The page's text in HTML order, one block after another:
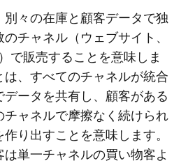
々の在庫と顧客データで独
チャネル（ウェブサイト、
で販売することを意味しま
、すべてのチャネルが統合
ータを共有し、顧客がある
ャネルで摩擦なく続けられ
り出すことを意味します。
単一チャネルの買い物客よ